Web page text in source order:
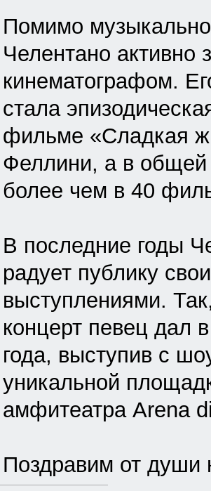
Помимо
Челентано активно
кинематографом.
стала
фильме «Сладкая
Феллини, а в общей
более чем в 40
В последние годы
радует публику
выступлениями.
концерт певец дал
года, выступив с
уникальной
амфитеатра Arena
Поздравим от